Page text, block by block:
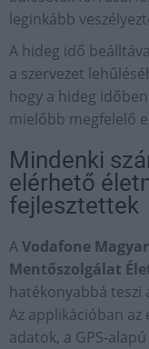
leginkább
A hideg idő
a szervezet
hogy a hideg
mielőbb megfelelő
Mindenki
elérhető
fejlesztettek
AVodafone
Mentőszolgálat
hatékonyabbá teszi
Az applikációban
adatok, a GPS-